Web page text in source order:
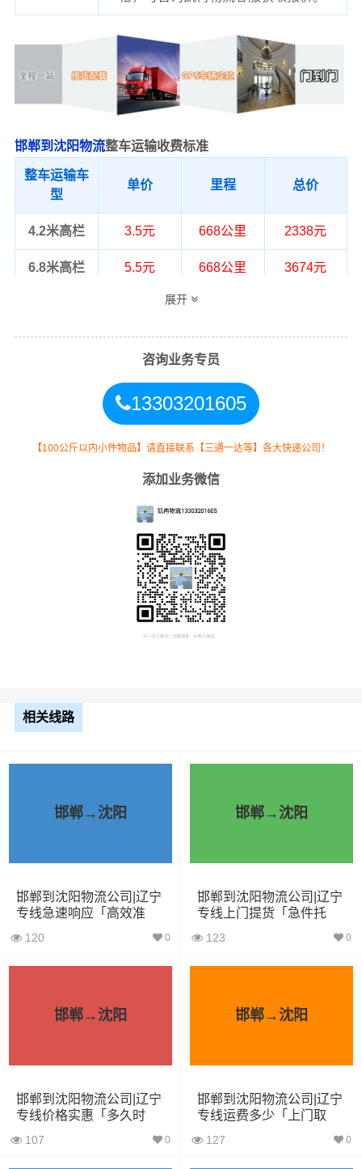
邯郸到沈阳物流整车运输收费标准
整车运输车
型
单价 里程 总价
4.2米高栏 3.5元 668公里 2338元
6.8米高栏 5.5元 668公里 3674元
13米高栏 8.5元 668公里 5678元
整车运输价格计算方式通常是按单价×公
考，不作为最终成交价格，望知晓！
3.2米货车 9.6立方 1.2吨 3.2×1.5×2
5.2米货车 31立方 8吨 5.2×2.4×2.6
13米货车 80立方 33吨 13×2.4×2.8
17.5米货车 130立方 33吨 17.5×3×2.8
展开
咨询业务专员
13303201605
【100公斤以内小件物品】请直接联系【三通一达等】各大快递公司！
添加业务微信
相关线路
邯郸→沈阳
邯郸到沈阳物流公司|辽宁
专线急速响应「高效准
120 0
邯郸→沈阳
邯郸到沈阳物流公司|辽宁
专线上门提货「急件托
123 0
邯郸→沈阳
邯郸到沈阳物流公司|辽宁
专线价格实惠「多久时
107 0
邯郸→沈阳
邯郸到沈阳物流公司|辽宁
专线运费多少「上门取
127 0